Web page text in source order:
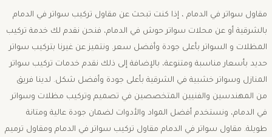
مقاول سواتر في الدمام ، إذا كنت تبحث عن مقاول تركيب سواتر في الدمام
بالشرقية أو عن محلات سواتر حوش في الدمام، فنحن نقدم لك خدمة تركيب
المظلات و السواتر بأعلى جودة وأفضل سعر. ونتميز عن غيرنا بتركيب سواتر
حديد بأسعار مناسبة ومتنوعة، بالإضافة إلى ذلك نقدم خدمات تركيب سواتر
المنازل وسواتر خشبية في الشرقية بأعلى جودة وأفضل شكل. لدينا فريق
من المهندسين والفنيين المتخصصين في تصميم وتركيب مظلات وسواتر
في الدمام، ونستخدم أفضل المواد والأدوات لضمان جودة عالية ومتانة
طويلة. مقاول سواتر في الدمام مقاول تركيب سواتر في الدمام ومقاول ترميم